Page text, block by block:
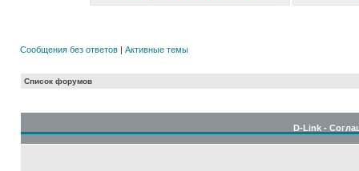
Сообщения без ответов | Активные темы
Список форумов
D-Link -